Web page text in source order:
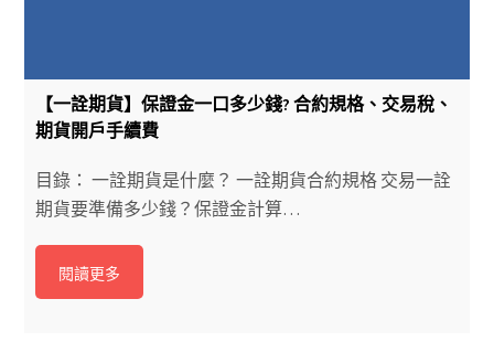
【一詮期貨】保證金一口多少錢? 合約規格、交易稅、
期貨開戶手續費
目錄： 一詮期貨是什麼？ 一詮期貨合約規格 交易一詮
期貨要準備多少錢？保證金計算…
閱讀更多